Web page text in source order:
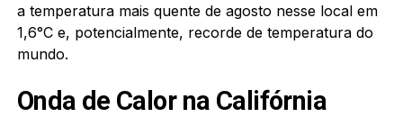
a temperatura mais quente de agosto nesse local em
1,6°C e, potencialmente, recorde de temperatura do
mundo.
Onda de Calor na Califórnia